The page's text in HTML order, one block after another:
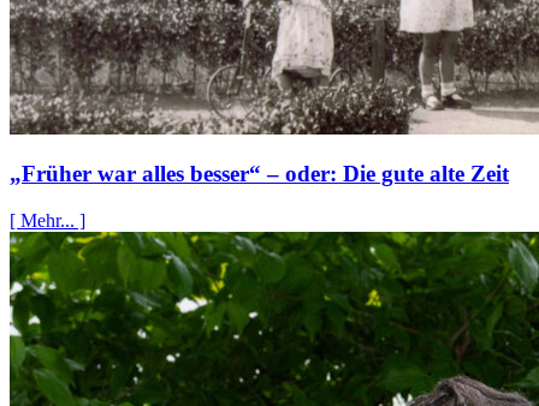
„Früher war alles besser“ – oder: Die gute alte Zeit
[ Mehr... ]